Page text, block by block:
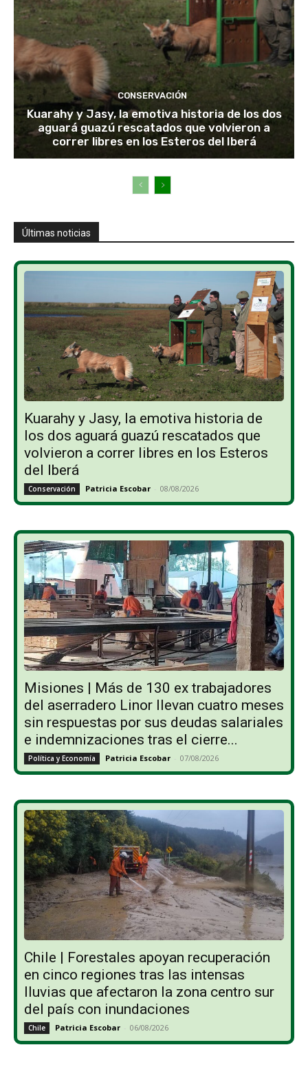
CONSERVACIÓN
Kuarahy y Jasy, la emotiva historia de los dos
aguará guazú rescatados que volvieron a
correr libres en los Esteros del Iberá
Últimas noticias
Kuarahy y Jasy, la emotiva historia de
los dos aguará guazú rescatados que
volvieron a correr libres en los Esteros
del Iberá
Conservación Patricia Escobar - 08/08/2026
Misiones | Más de 130 ex trabajadores
del aserradero Linor llevan cuatro meses
sin respuestas por sus deudas salariales
e indemnizaciones tras el cierre...
Política y Economía Patricia Escobar - 07/08/2026
Chile | Forestales apoyan recuperación
en cinco regiones tras las intensas
lluvias que afectaron la zona centro sur
del país con inundaciones
Chile Patricia Escobar - 06/08/2026